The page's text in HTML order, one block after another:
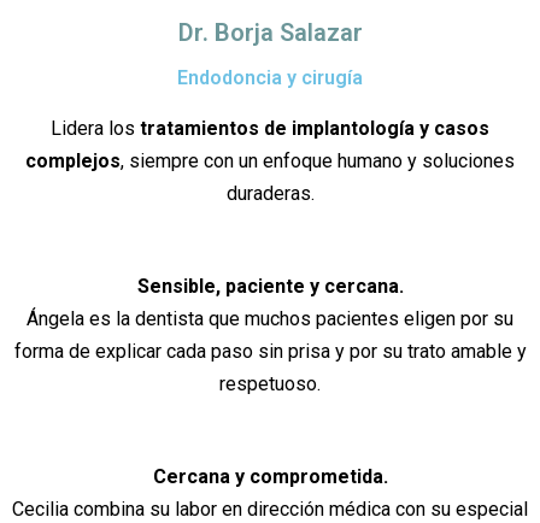
Dr. Borja Salazar
Endodoncia y cirugía
Lidera los tratamientos de implantología y casos
complejos, siempre con un enfoque humano y soluciones
duraderas.
Sensible, paciente y cercana.
Ángela es la dentista que muchos pacientes eligen por su
forma de explicar cada paso sin prisa y por su trato amable y
respetuoso.
Cercana y comprometida.
Cecilia combina su labor en dirección médica con su especial